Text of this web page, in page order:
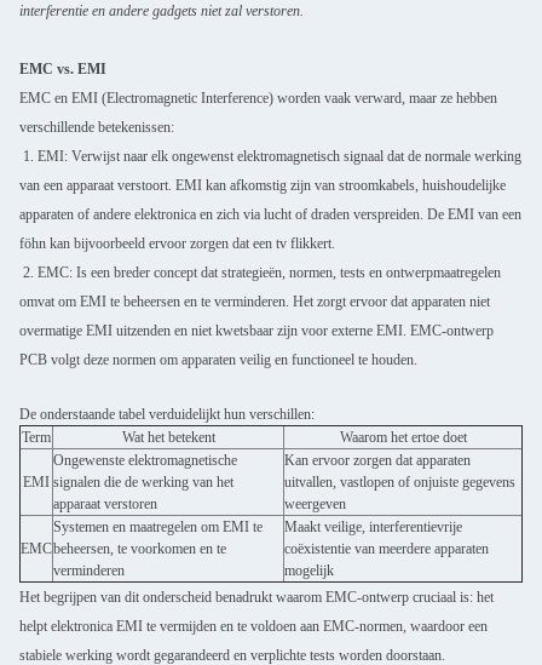
interferentie en andere gadgets niet zal verstoren.
EMC vs. EMI
EMC en EMI (Electromagnetic Interference) worden vaak verward, maar ze hebben
verschillende betekenissen:
1. EMI: Verwijst naar elk ongewenst elektromagnetisch signaal dat de normale werking
van een apparaat verstoort. EMI kan afkomstig zijn van stroomkabels, huishoudelijke
apparaten of andere elektronica en zich via lucht of draden verspreiden. De EMI van een
föhn kan bijvoorbeeld ervoor zorgen dat een tv flikkert.
2. EMC: Is een breder concept dat strategieën, normen, tests en ontwerpmaatregelen
omvat om EMI te beheersen en te verminderen. Het zorgt ervoor dat apparaten niet
overmatige EMI uitzenden en niet kwetsbaar zijn voor externe EMI. EMC-ontwerp
PCB volgt deze normen om apparaten veilig en functioneel te houden.
De onderstaande tabel verduidelijkt hun verschillen:
Term
Wat het betekent Waarom het ertoe doet
EMI
Ongewenste elektromagnetische
signalen die de werking van het
apparaat verstoren
Kan ervoor zorgen dat apparaten
uitvallen, vastlopen of onjuiste gegevens
weergeven
EMC
Systemen en maatregelen om EMI te
beheersen, te voorkomen en te
verminderen
Maakt veilige, interferentievrije
coëxistentie van meerdere apparaten
mogelijk
Het begrijpen van dit onderscheid benadrukt waarom EMC-ontwerp cruciaal is: het
helpt elektronica EMI te vermijden en te voldoen aan EMC-normen, waardoor een
stabiele werking wordt gegarandeerd en verplichte tests worden doorstaan.